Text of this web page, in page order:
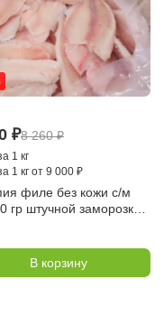
₽8 260₽
1 кг
1 кг от 9 000 ₽
филе без кожи с/м
гр штучной заморозки ,
В корзину